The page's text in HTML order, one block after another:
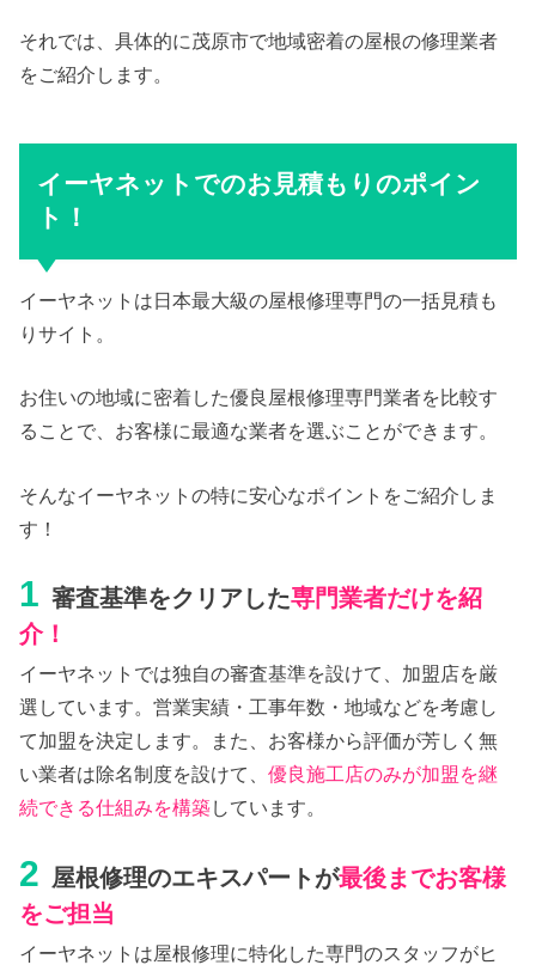
それでは、具体的に茂原市で地域密着の屋根の修理業者
をご紹介します。
イーヤネットでのお見積もりのポイン
ト！
イーヤネットは日本最大級の屋根修理専門の一括見積も
りサイト。
お住いの地域に密着した優良屋根修理専門業者を比較す
ることで、お客様に最適な業者を選ぶことができます。
そんなイーヤネットの特に安心なポイントをご紹介しま
す！
1 審査基準をクリアした専門業者だけを紹
介！
イーヤネットでは独自の審査基準を設けて、加盟店を厳
選しています。営業実績・工事年数・地域などを考慮し
て加盟を決定します。また、お客様から評価が芳しく無
い業者は除名制度を設けて、優良施工店のみが加盟を継
続できる仕組みを構築しています。
2 屋根修理のエキスパートが最後までお客様
をご担当
イーヤネットは屋根修理に特化した専門のスタッフがヒ